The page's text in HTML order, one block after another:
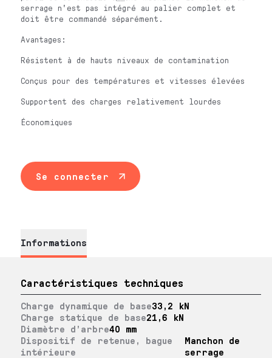
serrage n'est pas intégré au palier complet et
doit être commandé séparément.
Avantages:
Résistent à de hauts niveaux de contamination
Conçus pour des températures et vitesses élevées
Supportent des charges relativement lourdes
Économiques
Se connecter
Informations
Caractéristiques techniques
Charge dynamique de base33,2 kN
Charge statique de base21,6 kN
Diamètre d’arbre40 mm
Dispositif de retenue, bague
intérieure
Manchon de
serrage